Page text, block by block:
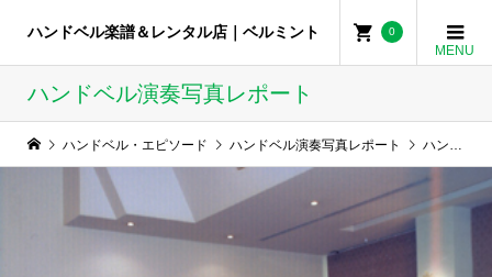
ハンドベル楽譜＆レンタル店｜ベルミント 0
ハンドベル演奏写真レポート
ハンドベル・エピソード ハンドベル演奏写真レポート ハンドベル演奏写真(京都府K.O様より)